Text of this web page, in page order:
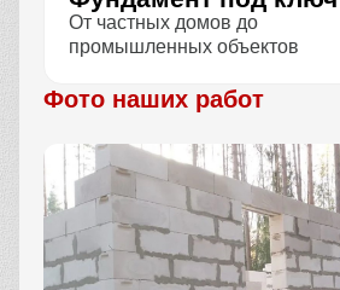
От частных домов до
промышленных объектов
Фото наших работ